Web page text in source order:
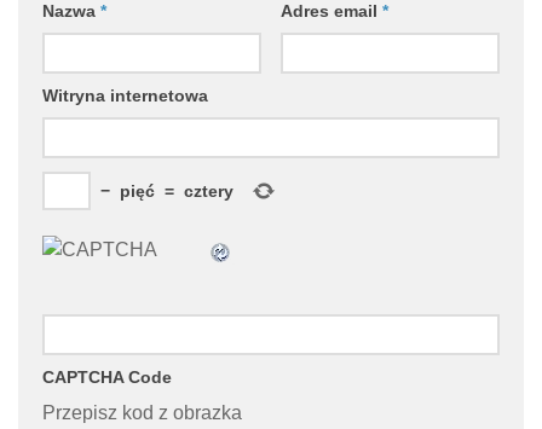
Nazwa * Adres email *
Witryna internetowa
− pięć = cztery
CAPTCHA Code
Przepisz kod z obrazka